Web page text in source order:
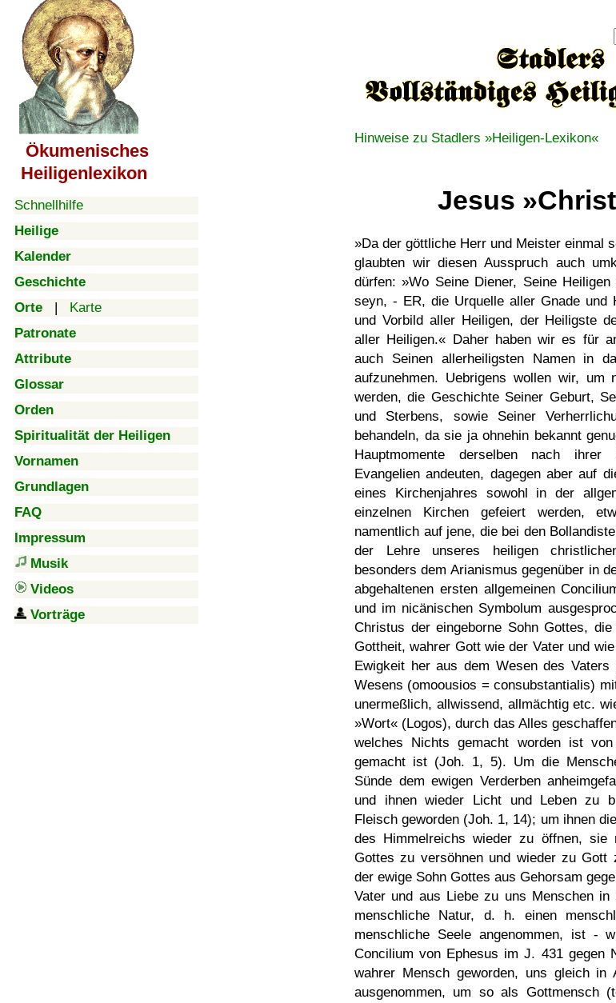
Ökumenisches
Heiligenlexikon
Schnellhilfe
Heilige
Kalender
Geschichte
Orte | Karte
Patronate
Attribute
Glossar
Orden
Spiritualität der Heiligen
Vornamen
Grundlagen
FAQ
Impressum
Musik
Videos
Vorträge
Hinweise zu Stadlers »Heiligen-Lexikon«
Jesus
»Da der göttliche Herr und Meister einmal
glaubten wir diesen Ausspruch auch
dürfen: »Wo Seine Diener, Seine
seyn, - ER, die Urquelle aller Gnade und
und Vorbild aller Heiligen, der Heiligste
aller Heiligen.« Daher haben wir es für
auch Seinen allerheiligsten Namen in
aufzunehmen. Uebrigens wollen wir, um
werden, die Geschichte Seiner Geburt,
und Sterbens, sowie Seiner
behandeln, da sie ja ohnehin bekannt
Hauptmomente derselben nach
Evangelien andeuten, dagegen aber auf
eines Kirchenjahres sowohl in der
einzelnen Kirchen gefeiert werden,
namentlich auf jene, die bei den
der Lehre unseres heiligen
besonders dem Arianismus gegenüber in
abgehaltenen ersten allgemeinen
und im nicänischen Symbolum
Christus der eingeborne Sohn Gottes,
Gottheit, wahrer Gott wie der Vater und
Ewigkeit her aus dem Wesen des Vaters
Wesens (omoousios = consubstantialis)
unermeßlich, allwissend, allmächtig etc.
»Wort« (Logos), durch das Alles
welches Nichts gemacht worden ist
gemacht ist (Joh. 1, 5). Um die
Sünde dem ewigen Verderben
und ihnen wieder Licht und Leben zu
Fleisch geworden (Joh. 1, 14); um ihnen
des Himmelreichs wieder zu öffnen, sie
Gottes zu versöhnen und wieder zu Gott
der ewige Sohn Gottes aus Gehorsam
Vater und aus Liebe zu uns Menschen
menschliche Natur, d. h. einen
menschliche Seele angenommen, ist -
Concilium von Ephesus im J. 431 gegen
wahrer Mensch geworden, uns gleich in
ausgenommen, um so als Gottmensch